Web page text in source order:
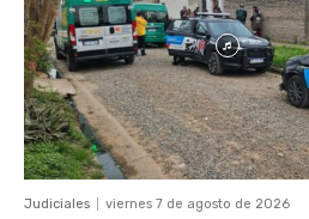
Judiciales viernes 7 de agosto de 2026